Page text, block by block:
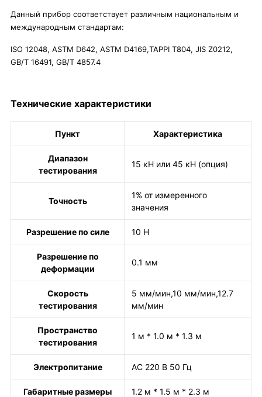
Данный прибор соответствует различным национальным и
международным стандартам:
ISO 12048, ASTM D642, ASTM D4169,TAPPI T804, JIS Z0212,
GB/T 16491, GB/T 4857.4
Технические характеристики
Пункт Характеристика
Диапазон
тестирования
15 кН или 45 кН (опция)
Точность
1% от измеренного
значения
Разрешение по силе 10 Н
Разрешение по
деформации
0.1 мм
Скорость
тестирования
5 мм/мин,10 мм/мин,12.7
мм/мин
Пространство
тестирования
1 м * 1.0 м * 1.3 м
Электропитание AC 220 В 50 Гц
Габаритные размеры 1.2 м * 1.5 м * 2.3 м